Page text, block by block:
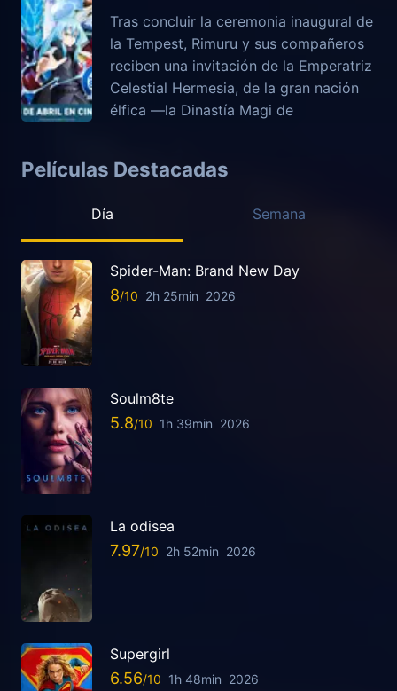
Tras concluir la ceremonia inaugural de
la Tempest, Rimuru y sus compañeros
reciben una invitación de la Emperatriz
Celestial Hermesia, de la gran nación
élfica —la Dinastía Magi de
Películas Destacadas
Día Semana
Spider-Man: Brand New Day
8 2h 25min 2026
Soulm8te
5.8 1h 39min 2026
La odisea
7.97 2h 52min 2026
Supergirl
6.56 1h 48min 2026